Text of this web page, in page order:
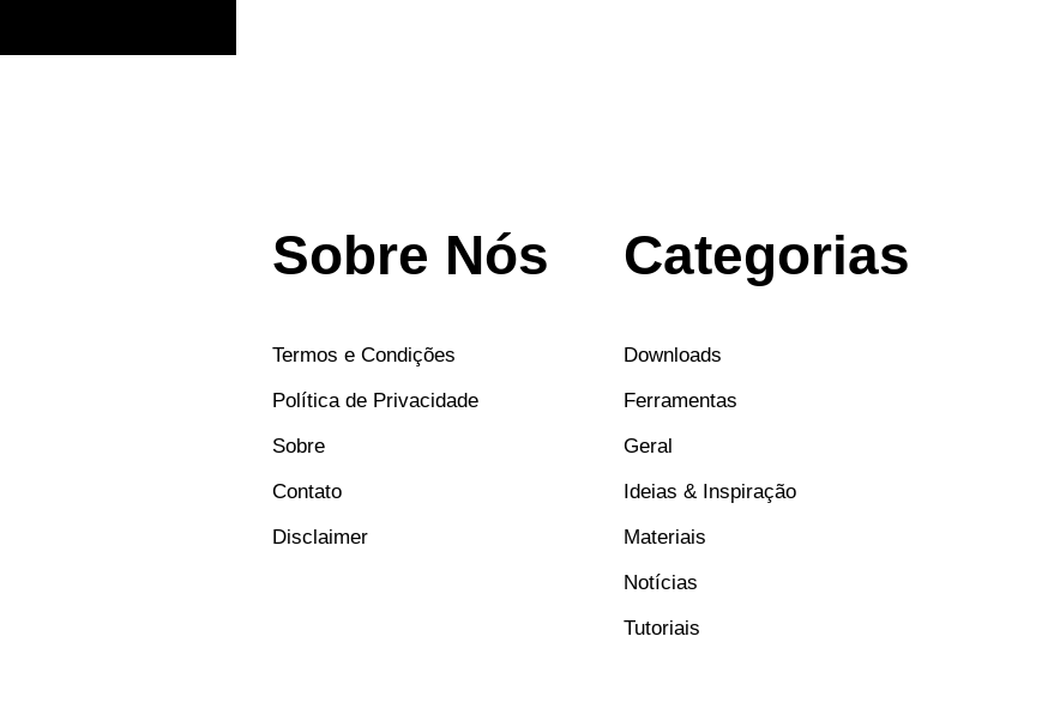
Sobre Nós
Termos e Condições
Política de Privacidade
Sobre
Contato
Disclaimer
Categorias
Downloads
Ferramentas
Geral
Ideias & Inspiração
Materiais
Notícias
Tutoriais